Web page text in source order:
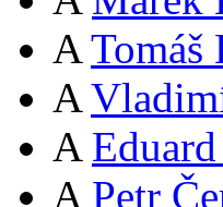
A Tomáš
A
A
A Petr